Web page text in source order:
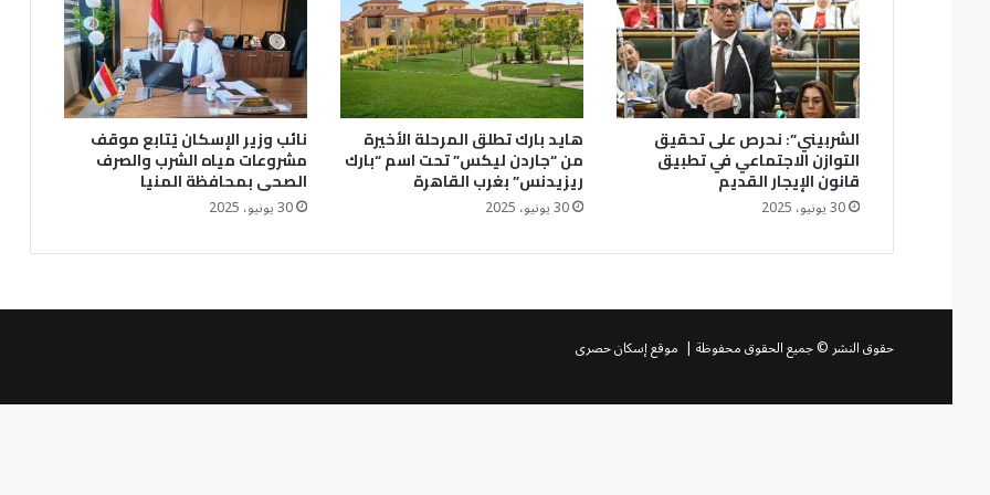
الشربيني”: نحرص على تحقيق
التوازن الاجتماعي في تطبيق
قانون الإيجار القديم
30 يونيو، 2025
هايد بارك تطلق المرحلة الأخيرة
من “جاردن ليكس” تحت اسم “بارك
ريزيدنس” بغرب القاهرة
30 يونيو، 2025
نائب وزير الإسكان يُتابع موقف
مشروعات مياه الشرب والصرف
الصحى بمحافظة المنيا
30 يونيو، 2025
حقوق النشر © جميع الحقوق محفوظة | موقع إسكان حصرى